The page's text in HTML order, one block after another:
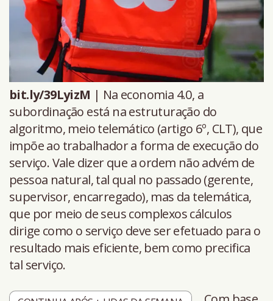
bit.ly/39LyizM | Na economia 4.0, a
subordinação está na estruturação do
algoritmo, meio telemático (artigo 6º, CLT), que
impõe ao trabalhador a forma de execução do
serviço. Vale dizer que a ordem não advém de
pessoa natural, tal qual no passado (gerente,
supervisor, encarregado), mas da telemática,
que por meio de seus complexos cálculos
dirige como o serviço deve ser efetuado para o
resultado mais eficiente, bem como precifica
tal serviço.